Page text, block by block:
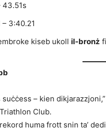
43.51s
– 3:40.21
kiseb ukoll il-bronż
suċċess – kien
Club.
huma frott snin ta’